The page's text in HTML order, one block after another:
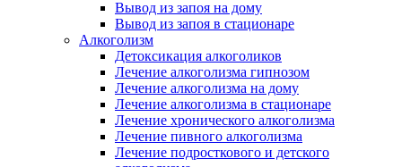
Вывод из запоя на дому
Вывод из запоя в стационаре
Алкоголизм
Детоксикация алкоголиков
Лечение алкоголизма гипнозом
Лечение алкоголизма на дому
Лечение алкоголизма в стационаре
Лечение хронического алкоголизма
Лечение пивного алкоголизма
Лечение подросткового и детского